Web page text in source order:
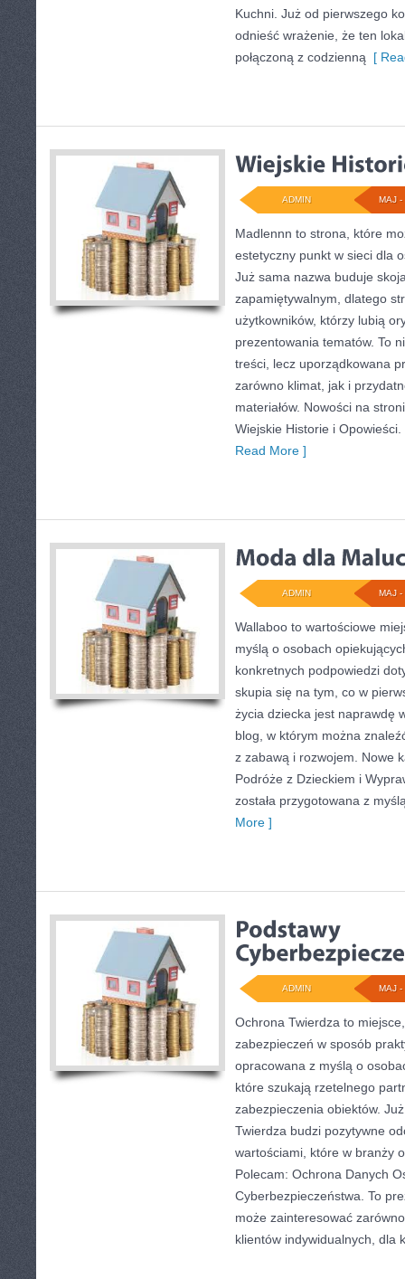
Kuchni. Już od pierwszego
odnieść wrażenie, że ten
połączoną z codzienną [
MAJ -
ADMIN
Madlennn to strona, które
estetyczny punkt w sieci dla
Już sama nazwa buduje
zapamiętywalnym, dlatego
użytkowników, którzy lubią
prezentowania tematów. To
treści, lecz uporządkowana
zarówno klimat, jak i
materiałów. Nowości na
Wiejskie Historie i
Read More ]
MAJ -
ADMIN
Wallaboo to wartościowe
myślą o osobach
konkretnych podpowiedzi
skupia się na tym, co w
życia dziecka jest naprawdę
blog, w którym można
z zabawą i rozwojem. Nowe
Podróże z Dzieckiem i
została przygotowana z
More ]
MAJ -
ADMIN
Ochrona Twierdza to
zabezpieczeń w sposób
opracowana z myślą o
które szukają rzetelnego
zabezpieczenia obiektów.
Twierdza budzi pozytywne
wartościami, które w branży
Polecam: Ochrona Danych
Cyberbezpieczeństwa. To
może zainteresować
klientów indywidualnych, dla